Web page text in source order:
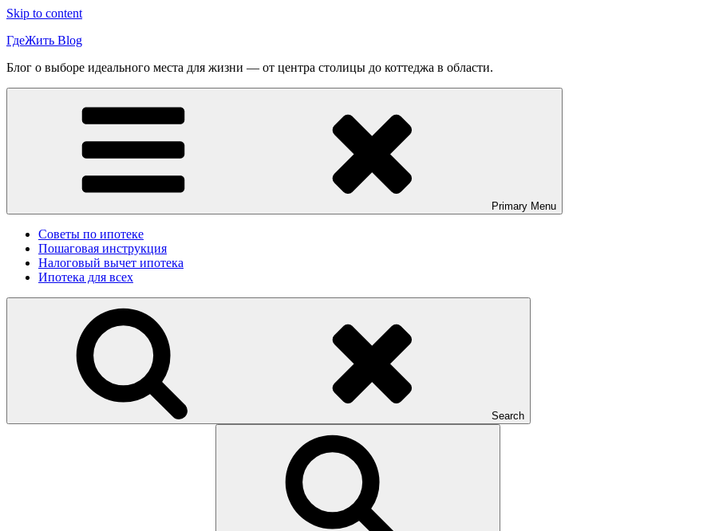
Skip to content
ГдеЖить Blog
Блог о выборе идеального места для жизни — от центра столицы до коттеджа в области.
Primary Menu
Советы по ипотеке
Пошаговая инструкция
Налоговый вычет ипотека
Ипотека для всех
Search